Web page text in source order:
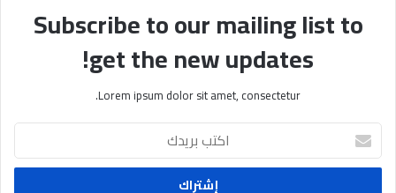
Subscribe to our mailing list to
get the new updates!
Lorem ipsum dolor sit amet, consectetur.
ا
ت